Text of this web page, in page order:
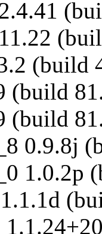
(build
(build
(build
0.9.8j
1.0.2p